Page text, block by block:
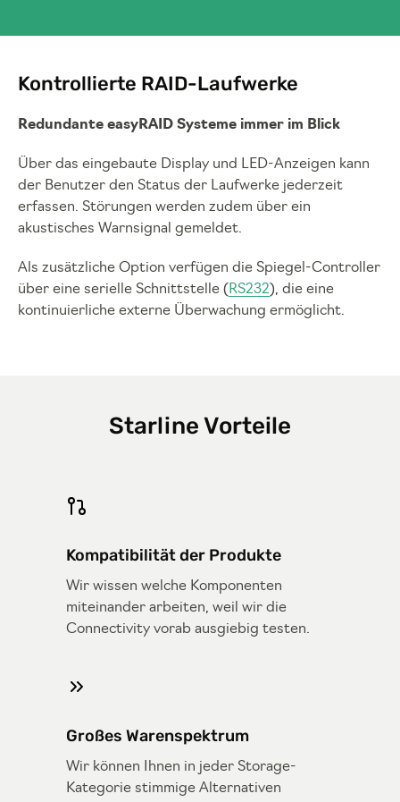
Kontrollierte RAID-Laufwerke
Redundante easyRAID Systeme immer im Blick
Über das eingebaute Display und LED-Anzeigen kann
der Benutzer den Status der Laufwerke jederzeit
erfassen. Störungen werden zudem über ein
akustisches Warnsignal gemeldet.
Als zusätzliche Option verfügen die Spiegel-Controller
über eine serielle Schnittstelle (RS232), die eine
kontinuierliche externe Überwachung ermöglicht.
Starline Vorteile
Kompatibilität der Produkte
Wir wissen welche Komponenten
miteinander arbeiten, weil wir die
Connectivity vorab ausgiebig testen.
Großes Warenspektrum
Wir können Ihnen in jeder Storage-
Kategorie stimmige Alternativen